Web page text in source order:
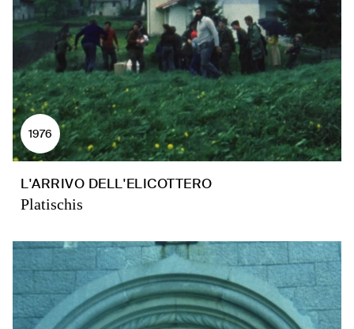
1976
L'ARRIVO DELL'ELICOTTERO
Platischis